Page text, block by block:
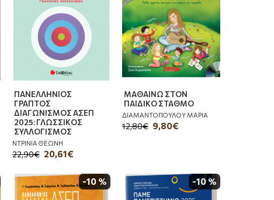
ΠΑΝΕΛΛΗΝΙΟΣ
ΓΡΑΠΤΟΣ
ΔΙΑΓΩΝΙΣΜΟΣ ΑΣΕΠ
2025: ΓΛΩΣΣΙΚΟΣ
ΣΥΛΛΟΓΙΣΜΟΣ
ΝΤΡΙΝΙΑ ΘΕΩΝΗ
20,61€
22,90€
ΜΑΘΑΙΝΩ ΣΤΟΝ
ΠΑΙΔΙΚΟ ΣΤΑΘΜΟ
ΔΙΑΜΑΝΤΟΠΟΥΛΟΥ ΜΑΡΙΑ
9,80€
12,80€
-10 % -10 %